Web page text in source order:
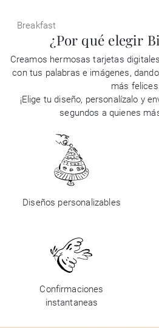
Breakfast
¿Por qué elegir
Creamos hermosas tarjetas
con tus palabras e imágenes,
más
¡Elige tu diseño, personalízalo y
segundos a quienes
Diseños personalizables
Confirmaciones
instantaneas